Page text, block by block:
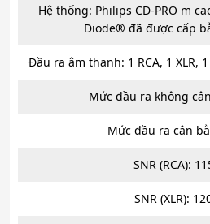
Hệ thống: Philips CD-PRO m
Diode® đã được cấp
Đầu ra âm thanh: 1 RCA, 1 XLR,
Mức đầu ra không
Mức đầu ra cân
SNR (RCA):
SNR (XLR):